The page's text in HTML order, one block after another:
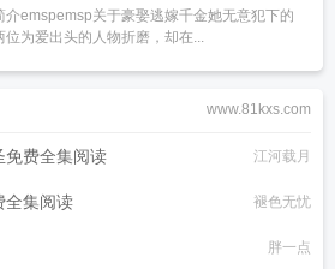
介emspemsp关于豪娶逃嫁千金她无意犯下的
位为爱出头的人物折磨，却在...
www.81kxs.com
免费全集阅读 江河载月
全集阅读 褪色无忧
胖一点